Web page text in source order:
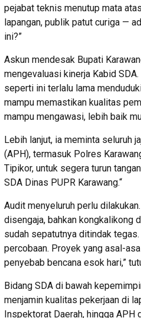
pejabat teknis menutup mata
lapangan, publik patut curiga —
ini?”
Askun mendesak Bupati
mengevaluasi kinerja Kabid
seperti ini terlalu lama
mampu memastikan kualitas
mampu mengawasi, lebih baik
Lebih lanjut, ia meminta seluruh
(APH), termasuk Polres
Tipikor, untuk segera turun
SDA Dinas PUPR Karawang.“
Audit menyeluruh perlu
disengaja, bahkan kongkalikong
sudah sepatutnya ditindak tegas.
percobaan. Proyek yang asal-
penyebab bencana esok hari,”
Bidang SDA di bawah
menjamin kualitas pekerjaan di
Inspektorat Daerah, hingga APH